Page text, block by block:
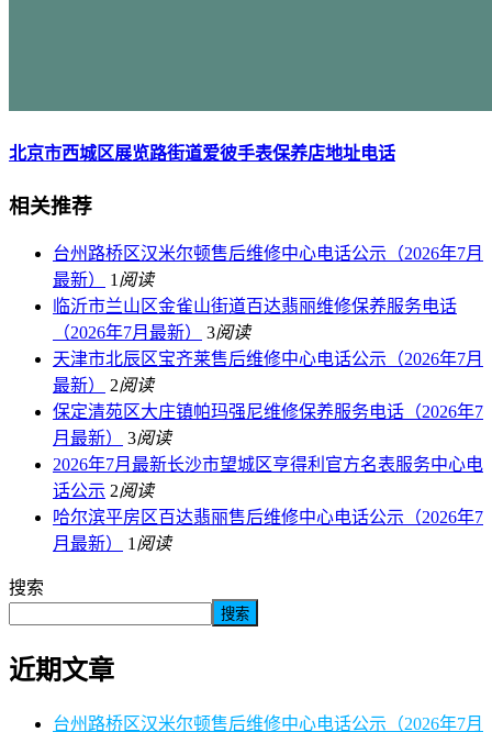
北京市西城区展览路街道爱彼手表保养店地址电话
相关推荐
台州路桥区汉米尔顿售后维修中心电话公示（2026年7月
最新）
1 阅读
临沂市兰山区金雀山街道百达翡丽维修保养服务电话
（2026年7月最新）
3阅读
天津市北辰区宝齐莱售后维修中心电话公示（2026年7月
最新）
2阅读
保定清苑区大庄镇帕玛强尼维修保养服务电话（2026年7
月最新）
3阅读
2026年7月最新长沙市望城区亨得利官方名表服务中心电
话公示 2阅读
哈尔滨平房区百达翡丽售后维修中心电话公示（2026年7
月最新）
1 阅读
搜索
搜索
近期文章
台州路桥区汉米尔顿售后维修中心电话公示（2026年7月